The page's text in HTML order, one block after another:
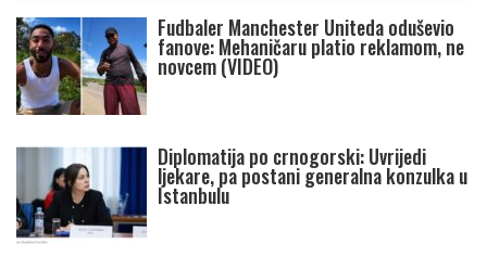
Fudbaler Manchester Uniteda oduševio
fanove: Mehaničaru platio reklamom, ne
novcem (VIDEO)
Diplomatija po crnogorski: Uvrijedi
ljekare, pa postani generalna konzulka u
Istanbulu